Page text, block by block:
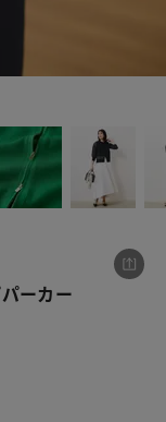
ーカー